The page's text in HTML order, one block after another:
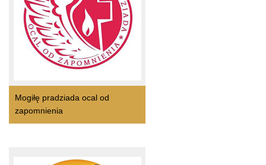
Mogiłę pradziada ocal od
zapomnienia